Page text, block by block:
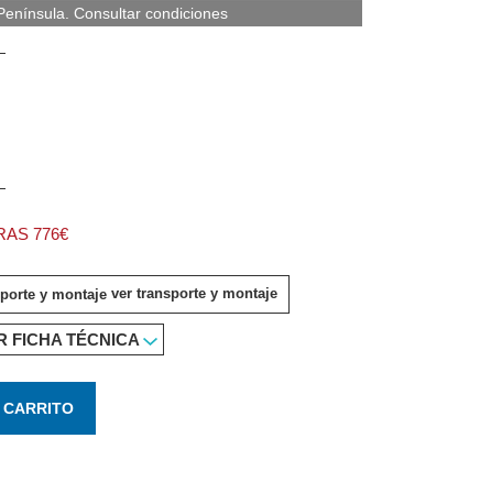
Consultar condiciones
776€
ver transporte y montaje
FICHA TÉCNICA